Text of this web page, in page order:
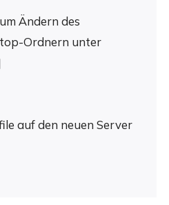
Ändern des
Ordnern unter
auf den neuen Server